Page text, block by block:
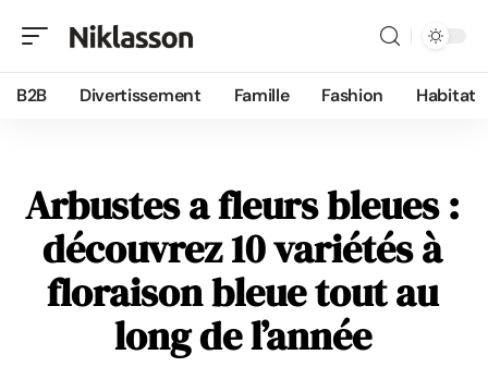
B2B Divertissement Famille Fashion Habitat
Arbustes a fleurs bleues :
découvrez 10 variétés à
floraison bleue tout au
long de l’année